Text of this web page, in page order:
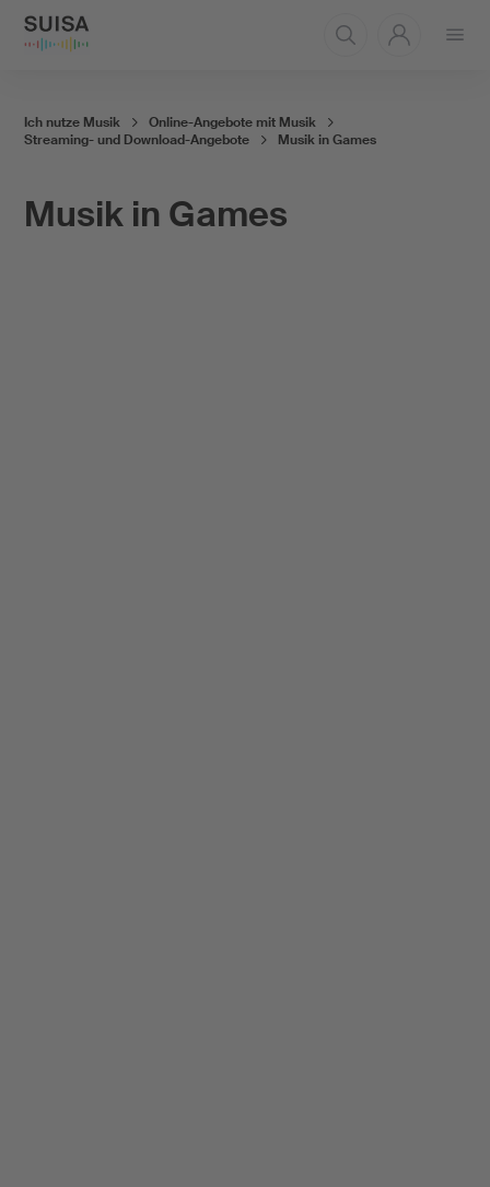
Musik in Games
Ich nutze Musik
Online-Angebote mit Musik
Streaming- und Download-Angebote
Musik in Games